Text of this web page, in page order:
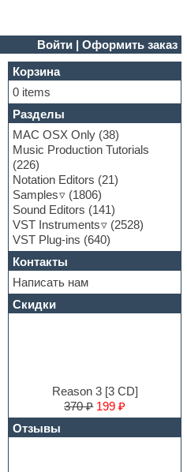
Войти |Оформить заказ
Корзина
0 items
Разделы
MAC OSX Only (38)
Music Production Tutorials
(226)
Notation Editors (21)
Samples
(1806)
Sound Editors (141)
VST Instruments
(2528)
VST Plug-ins (640)
Контакты
Написать нам
Скидки
Reason 3 [3 CD]
370 ₽ 199 ₽
Отзывы